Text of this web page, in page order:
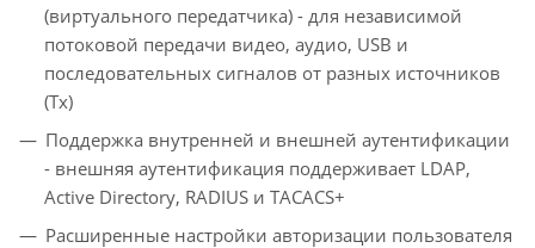
(виртуального передатчика) - для независимой
потоковой передачи видео, аудио, USB и
последовательных сигналов от разных источников
(Tx)
Поддержка внутренней и внешней аутентификации
- внешняя аутентификация поддерживает LDAP,
Active Directory, RADIUS и TACACS+
Расширенные настройки авторизации пользователя